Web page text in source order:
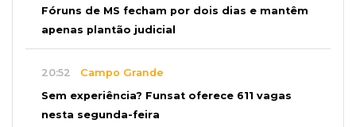
Fóruns de MS fecham por dois dias e mantêm
apenas plantão judicial
20:52 Campo Grande
Sem experiência? Funsat oferece 611 vagas
nesta segunda-feira